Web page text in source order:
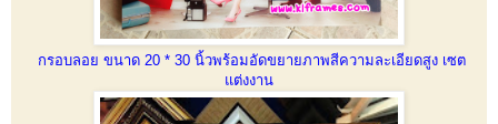
กรอบลอย ขนาด 20 * 30 นิ้วพร้อมอัดขยายภาพสีความละเอียดสูง เซต
แต่งงาน